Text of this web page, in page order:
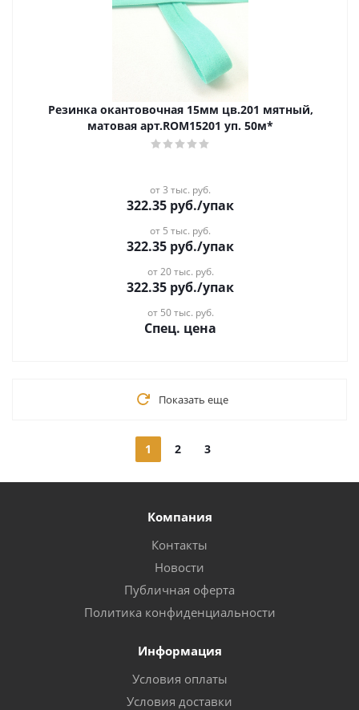
Резинка окантовочная 15мм цв.201 мятный,
матовая арт.ROM15201 уп. 50м*
от 3 тыс. руб.
322.35 руб./упак
от 5 тыс. руб.
322.35 руб./упак
от 20 тыс. руб.
322.35 руб./упак
от 50 тыс. руб.
Спец. цена
Показать еще
1 2 3
Компания
Контакты
Новости
Публичная оферта
Политика конфиденциальности
Информация
Условия оплаты
Условия доставки